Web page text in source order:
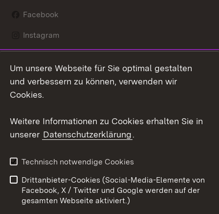
Facebook
Instagram
Mastodon
Youtube
Kontakt
Datenschutz
Barrierefreiheit
Impressum Cookies
Um unsere Webseite für Sie optimal gestalten
und verbessern zu können, verwenden wir
Cookies.
Weitere Informationen zu Cookies erhalten Sie in
unserer Datenschutzerklärung.
Technisch notwendige Cookies
Drittanbieter-Cookies (Social-Media-Elemente von
Facebook, X / Twitter und Google werden auf der
gesamten Webseite aktiviert.)